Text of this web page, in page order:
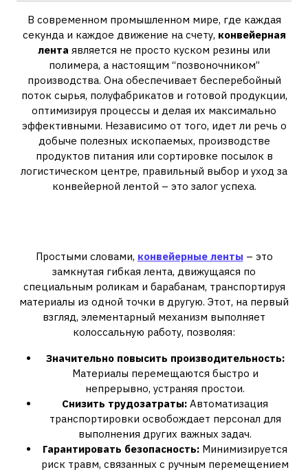
В современном промышленном мире, где каждая
секунда и каждое движение на счету, конвейерная
лента является не просто куском резины или
полимера, а настоящим “позвоночником”
производства. Она обеспечивает бесперебойный
поток сырья, полуфабрикатов и готовой продукции,
оптимизируя процессы и делая их максимально
эффективными. Независимо от того, идет ли речь о
добыче полезных ископаемых, производстве
продуктов питания или сортировке посылок в
логистическом центре, правильный выбор и уход за
конвейерной лентой – это залог успеха.
Простыми словами, конвейерные ленты – это
замкнутая гибкая лента, движущаяся по
специальным роликам и барабанам, транспортируя
материалы из одной точки в другую. Этот, на первый
взгляд, элементарный механизм выполняет
колоссальную работу, позволяя:
Значительно повысить производительность:
Материалы перемещаются быстро и
непрерывно, устраняя простои.
Снизить трудозатраты: Автоматизация
транспортировки освобождает персонал для
выполнения других важных задач.
Гарантировать безопасность: Минимизируется
риск травм, связанных с ручным перемещением